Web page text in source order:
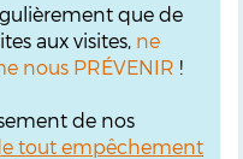
que de
aux visites, ne
nous PRÉVENIR !
de nos
tout empêchement